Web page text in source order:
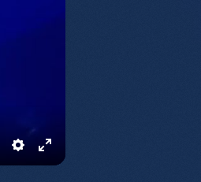
Settings
Enter